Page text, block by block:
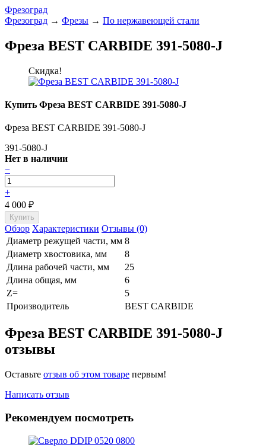
Фрезоград
Фрезоград → Фрезы → По нержавеющей стали
Фреза BEST CARBIDE 391-5080-J
Скидка!
Купить Фреза BEST CARBIDE 391-5080-J
Фреза BEST CARBIDE 391-5080-J
391-5080-J
Нет в наличии
−
+
4 000 ₽
Обзор Характеристики Отзывы (0)
Диаметр режущей части, мм 8
Диаметр хвостовика, мм
8
Длина рабочей части, мм
25
Длина общая, мм
6
Z=
5
Производитель
BEST CARBIDE
Фреза BEST CARBIDE 391-5080-J
отзывы
Оставьте отзыв об этом товаре первым!
Написать отзыв
Рекомендуем посмотреть